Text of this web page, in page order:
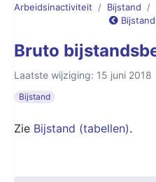
Arbeidsinactiviteit Bijstand
Bruto
Laatste wijziging: 15 juni 2018
Bijstand
Zie Bijstand (tabellen).